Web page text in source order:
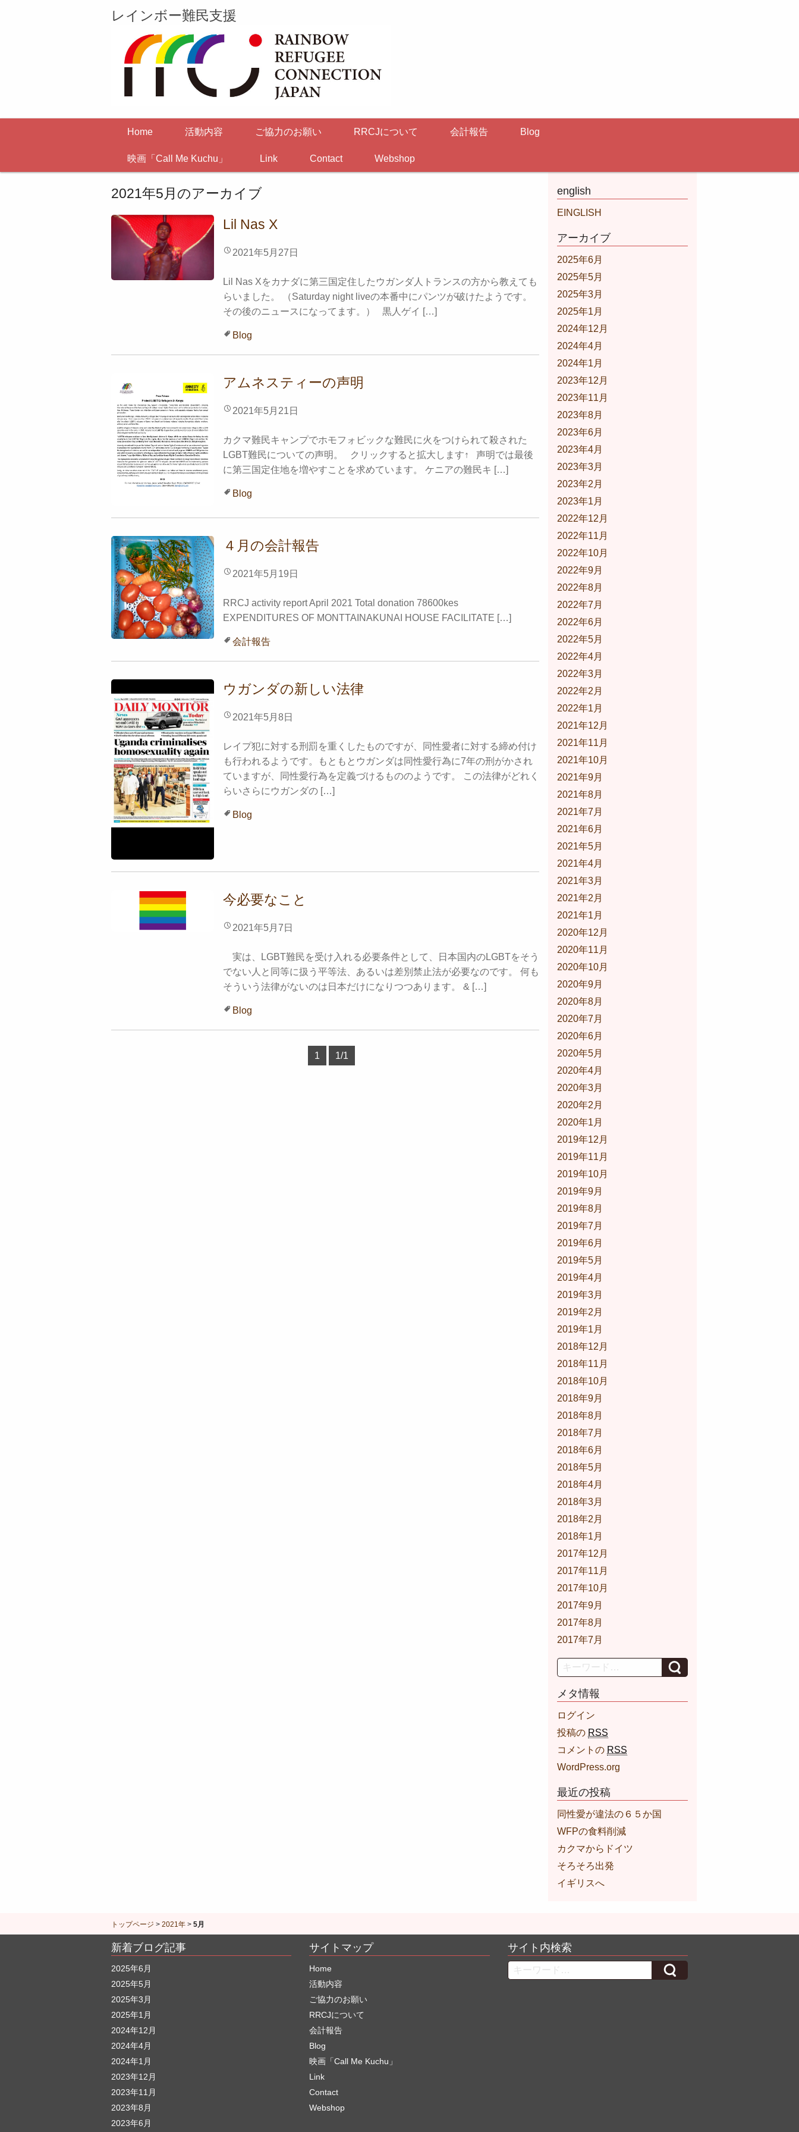
レインボー難民支援
Home 活動内容 ご協力のお願い RRCJについて 会計報告 Blog
映画「Call Me Kuchu」 Link Contact Webshop
2021年5月 のアーカイブ
Lil Nas X
2021年5月27日
Lil Nas Xをカナダに第三国定住したウガンダ人トランスの方から教えても
らいました。 （Saturday night liveの本番中にパンツが破けたようです。
その後のニュースになってます。） 黒人ゲイ […]
Blog
アムネスティーの声明
2021年5月21日
カクマ難民キャンプでホモフォビックな難民に火をつけられて殺された
LGBT難民についての声明。 クリックすると拡大します↑ 声明では最後
に第三国定住地を増やすことを求めています。 ケニアの難民キ […]
Blog
４月の会計報告
2021年5月19日
RRCJ activity report April 2021 Total donation 78600kes
EXPENDITURES OF MONTTAINAKUNAI HOUSE FACILITATE […]
会計報告
ウガンダの新しい法律
2021年5月8日
レイプ犯に対する刑罰を重くしたものですが、同性愛者に対する締め付け
も行われるようです。もともとウガンダは同性愛行為に7年の刑がかされ
ていますが、同性愛行為を定義づけるもののようです。 この法律がどれく
らいさらにウガンダの […]
Blog
今必要なこと
2021年5月7日
実は、LGBT難民を受け入れる必要条件として、日本国内のLGBTをそう
でない人と同等に扱う平等法、あるいは差別禁止法が必要なのです。 何も
そういう法律がないのは日本だけになりつつあります。 & […]
Blog
1 1/1
english
EINGLISH
アーカイブ
2025年6月
2025年5月
2025年3月
2025年1月
2024年12月
2024年4月
2024年1月
2023年12月
2023年11月
2023年8月
2023年6月
2023年4月
2023年3月
2023年2月
2023年1月
2022年12月
2022年11月
2022年10月
2022年9月
2022年8月
2022年7月
2022年6月
2022年5月
2022年4月
2022年3月
2022年2月
2022年1月
2021年12月
2021年11月
2021年10月
2021年9月
2021年8月
2021年7月
2021年6月
2021年5月
2021年4月
2021年3月
2021年2月
2021年1月
2020年12月
2020年11月
2020年10月
2020年9月
2020年8月
2020年7月
2020年6月
2020年5月
2020年4月
2020年3月
2020年2月
2020年1月
2019年12月
2019年11月
2019年10月
2019年9月
2019年8月
2019年7月
2019年6月
2019年5月
2019年4月
2019年3月
2019年2月
2019年1月
2018年12月
2018年11月
2018年10月
2018年9月
2018年8月
2018年7月
2018年6月
2018年5月
2018年4月
2018年3月
2018年2月
2018年1月
2017年12月
2017年11月
2017年10月
2017年9月
2017年8月
2017年7月
Search
メタ情報
ログイン
投稿の RSS
コメントの RSS
WordPress.org
最近の投稿
同性愛が違法の６５か国
WFPの食料削減
カクマからドイツ
そろそろ出発
イギリスへ
トップページ > 2021年 > 5月
新着ブログ記事
2025年6月
2025年5月
2025年3月
2025年1月
2024年12月
2024年4月
2024年1月
2023年12月
2023年11月
2023年8月
2023年6月
サイトマップ
Home
活動内容
ご協力のお願い
RRCJについて
会計報告
Blog
映画「Call Me Kuchu」
Link
Contact
Webshop
サイト内検索
Search